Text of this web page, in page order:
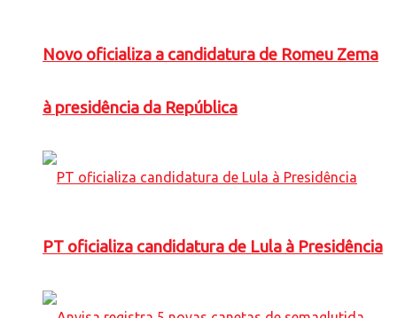
Novo oficializa a candidatura de Romeu Zema
à presidência da República
PT oficializa candidatura de Lula à Presidência